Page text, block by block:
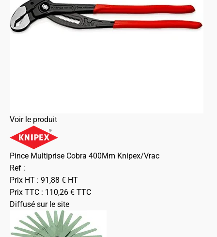
Voir le produit
Pince Multiprise Cobra 400Mm Knipex/Vrac
Ref :
Prix HT : 91,88 € HT
Prix TTC : 110,26 € TTC
Diffusé sur le site